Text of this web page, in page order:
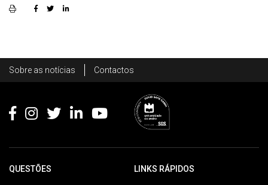
Footer
Sobre as notícias Contactos
QUESTÕES LINKS RÁPIDOS